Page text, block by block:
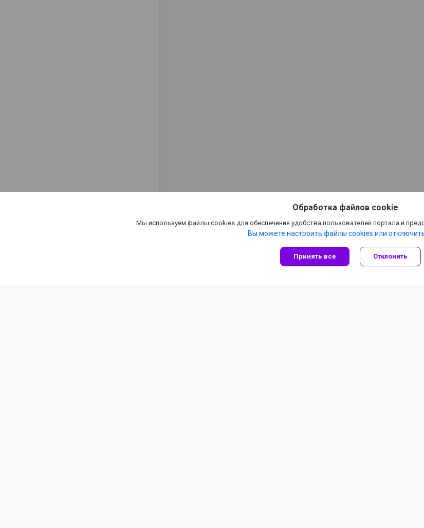
Обработка файлов cookie
Мы используем файлы cookies для обеспечения удобства пользователей портала и
Вы можете настроить файлы cookies или
Принять все Отклонить